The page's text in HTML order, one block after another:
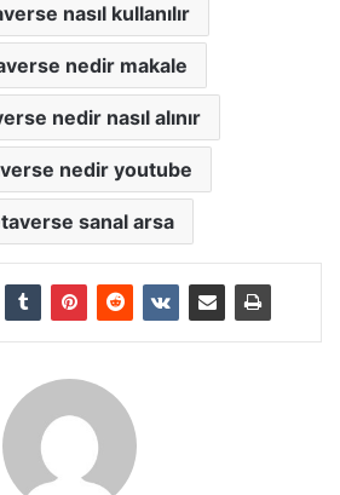
nasıl kullanılır
nedir makale
nedir nasıl alınır
nedir youtube
sanal arsa